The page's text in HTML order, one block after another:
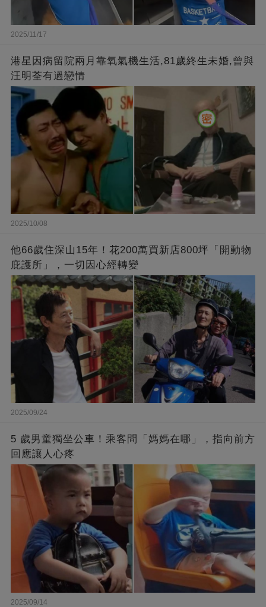
2025/11/17
港星因病留院兩月靠氧氣機生活,81歲終生未婚,曾與
汪明荃有過戀情
2025/10/08
他66歲住深山15年！花200萬買新店800坪「開動物
庇護所」，一切因心經轉變
2025/09/24
5 歲男童獨坐公車！乘客問「媽媽在哪」，指向前方
回應讓人心疼
2025/09/14